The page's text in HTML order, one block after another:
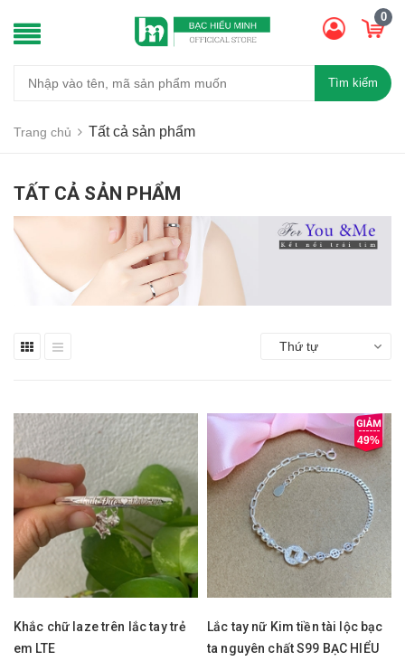
0
Tìm kiếm
Trang chủ Tất cả sản phẩm
TẤT CẢ SẢN PHẨM
Thứ tự
Khắc chữ laze trên lắc tay trẻ
em LTE
49%
Lắc tay nữ Kim tiền tài lộc bạc
ta nguyên chất S99 BẠC HIỂU